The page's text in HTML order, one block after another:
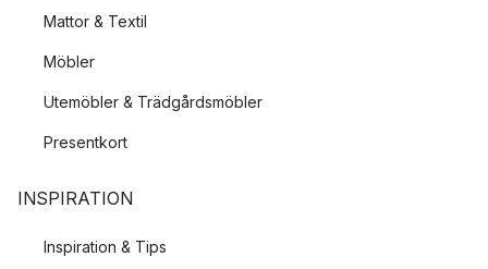
Mattor & Textil
Möbler
Utemöbler & Trädgårdsmöbler
Presentkort
INSPIRATION
Inspiration & Tips